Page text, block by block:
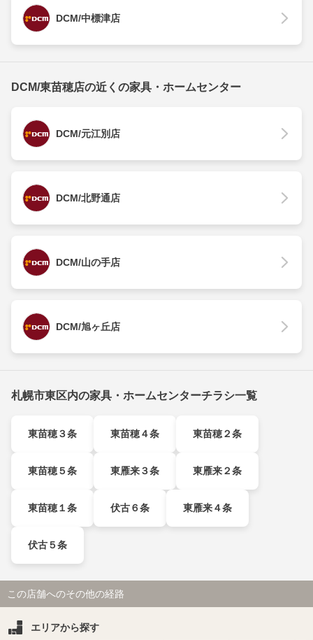
DCM/中標津店
DCM/東苗穂店の近くの家具・ホームセンター
DCM/元江別店
DCM/北野通店
DCM/山の手店
DCM/旭ヶ丘店
札幌市東区内の家具・ホームセンターチラシ一覧
東苗穂３条 東苗穂４条 東苗穂２条
東苗穂５条 東雁来３条 東雁来２条
東苗穂１条 伏古６条 東雁来４条
伏古５条
この店舗へのその他の経路
エリアから探す